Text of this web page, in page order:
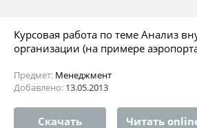
Курсовая работа по теме Анализ
организации (на примере
Предмет: Менеджмент
Добавлено: 13.05.2013
Скачать Читать